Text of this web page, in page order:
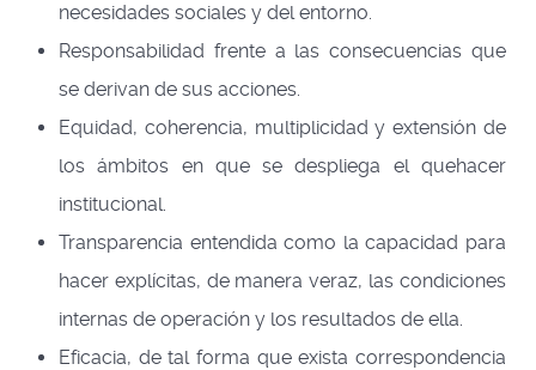
necesidades sociales y del entorno.
Responsabilidad frente a las consecuencias que
se derivan de sus acciones.
Equidad, coherencia, multiplicidad y extensión de
los ámbitos en que se despliega el quehacer
institucional.
Transparencia entendida como la capacidad para
hacer explícitas, de manera veraz, las condiciones
internas de operación y los resultados de ella.
Eficacia, de tal forma que exista correspondencia